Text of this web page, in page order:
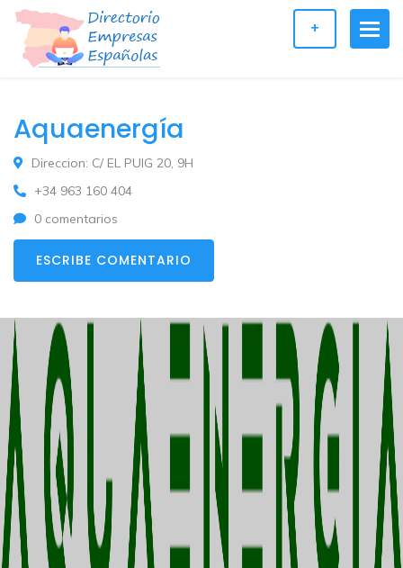
+
Aquaenergía
Direccion: C/ EL PUIG 20, 9H
+34 963 160 404
0 comentarios
ESCRIBE COMENTARIO